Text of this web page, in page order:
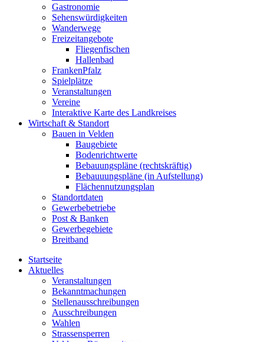
Gastronomie
Sehenswürdigkeiten
Wanderwege
Freizeitangebote
Fliegenfischen
Hallenbad
FrankenPfalz
Spielplätze
Veranstaltungen
Vereine
Interaktive Karte des Landkreises
Wirtschaft & Standort
Bauen in Velden
Baugebiete
Bodenrichtwerte
Bebauungspläne (rechtskräftig)
Bebauuungspläne (in Aufstellung)
Flächennutzungsplan
Standortdaten
Gewerbebetriebe
Post & Banken
Gewerbegebiete
Breitband
Startseite
Aktuelles
Veranstaltungen
Bekanntmachungen
Stellenausschreibungen
Ausschreibungen
Wahlen
Strassensperren